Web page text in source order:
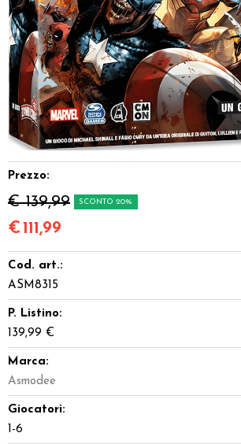
Dadi
Accessori
Giocattoli e Gadget
Offerte del Dragone
Prezzo:
€ 139,99 SCONTO 20%
€ 111,99
Cod. art.:
ASM8315
P. Listino:
139,99 €
Marca:
Asmodee
Giocatori:
1-6